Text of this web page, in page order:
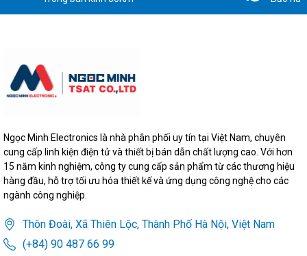
Ngọc Minh Electronics là nhà phân phối uy tín tại Việt Nam, chuyên
cung cấp linh kiện điện tử và thiết bị bán dẫn chất lượng cao. Với hơn
15 năm kinh nghiệm, công ty cung cấp sản phẩm từ các thương hiệu
hàng đầu, hỗ trợ tối ưu hóa thiết kế và ứng dụng công nghệ cho các
ngành công nghiệp.
Thôn Đoài, Xã Thiên Lộc, Thành Phố Hà Nội, Việt Nam
(+84) 90 487 66 99